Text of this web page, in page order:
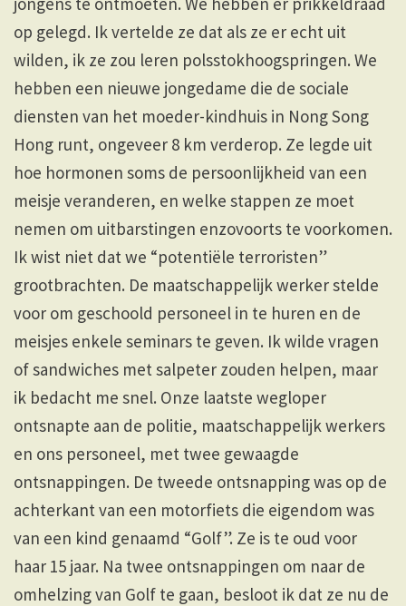
op gelegd. Ik vertelde ze dat als ze er echt uit
wilden, ik ze zou leren polsstokhoogspringen. We
hebben een nieuwe jongedame die de sociale
diensten van het moeder-kindhuis in Nong Song
Hong runt, ongeveer 8 km verderop. Ze legde uit
hoe hormonen soms de persoonlijkheid van een
meisje veranderen, en welke stappen ze moet
nemen om uitbarstingen enzovoorts te voorkomen.
Ik wist niet dat we “potentiële terroristen”
grootbrachten. De maatschappelijk werker stelde
voor om geschoold personeel in te huren en de
meisjes enkele seminars te geven. Ik wilde vragen
of sandwiches met salpeter zouden helpen, maar
ik bedacht me snel. Onze laatste wegloper
ontsnapte aan de politie, maatschappelijk werkers
en ons personeel, met twee gewaagde
ontsnappingen. De tweede ontsnapping was op de
achterkant van een motorfiets die eigendom was
van een kind genaamd “Golf”. Ze is te oud voor
haar 15 jaar. Na twee ontsnappingen om naar de
omhelzing van Golf te gaan, besloot ik dat ze nu de